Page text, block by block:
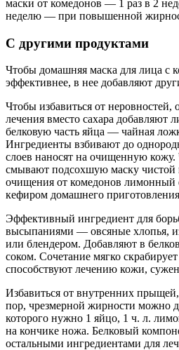
маски от комедонов — 1 раз в 2
неделю — при повышенной
С другими продуктами
Чтобы домашняя маска для лица с
эффективнее, в нее добавляют
Чтобы избавиться от неровностей,
лечения вместо сахара добавляют
белковую часть яйца — чайная
Ингредиенты взбивают до
слоев наносят на очищенную кожу.
смывают подсохшую маску чистой
очищения от комедонов лимонный
кефиром домашнего
Эффективный ингредиент для
высыпаниями — овсяные хлопья,
или блендером. Добавляют в
соком. Сочетание мягко
способствуют лечению кожи,
Избавиться от внутренних
пор, чрезмерной жирности можно
которого нужно 1 яйцо, 1 ч. л.
на кончике ножа. Белковый
остальными ингредиентами для